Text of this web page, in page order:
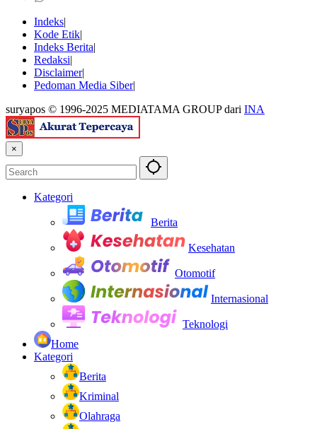
Indeks
Kode Etik
Indeks Berita
Redaksi
Disclaimer
Pedoman Media Siber
suryapos © 1996-2025 MEDIATAMA GROUP dari INA
×
Kategori
Berita
Kesehatan
Otomotif
Internasional
Teknologi
Home
Kategori
Berita
Kriminal
Olahraga